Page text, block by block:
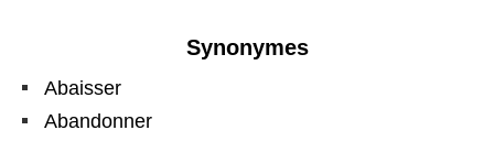
Synonymes
Abaisser
Abandonner